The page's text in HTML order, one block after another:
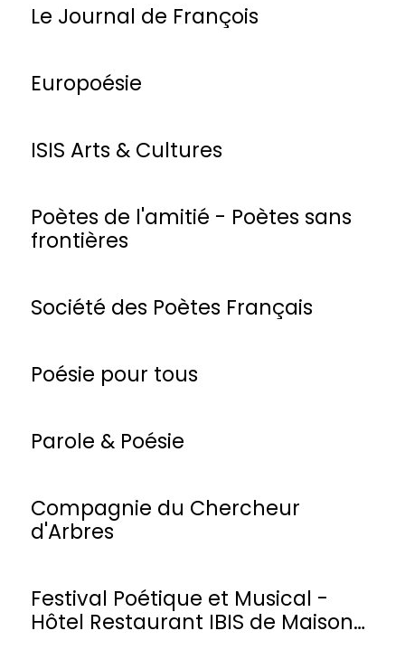
Le Journal de François
Europoésie
ISIS Arts & Cultures
Poètes de l'amitié - Poètes sans
frontières
Société des Poètes Français
Poésie pour tous
Parole & Poésie
Compagnie du Chercheur
d'Arbres
Festival Poétique et Musical -
Hôtel Restaurant IBIS de Maisons-